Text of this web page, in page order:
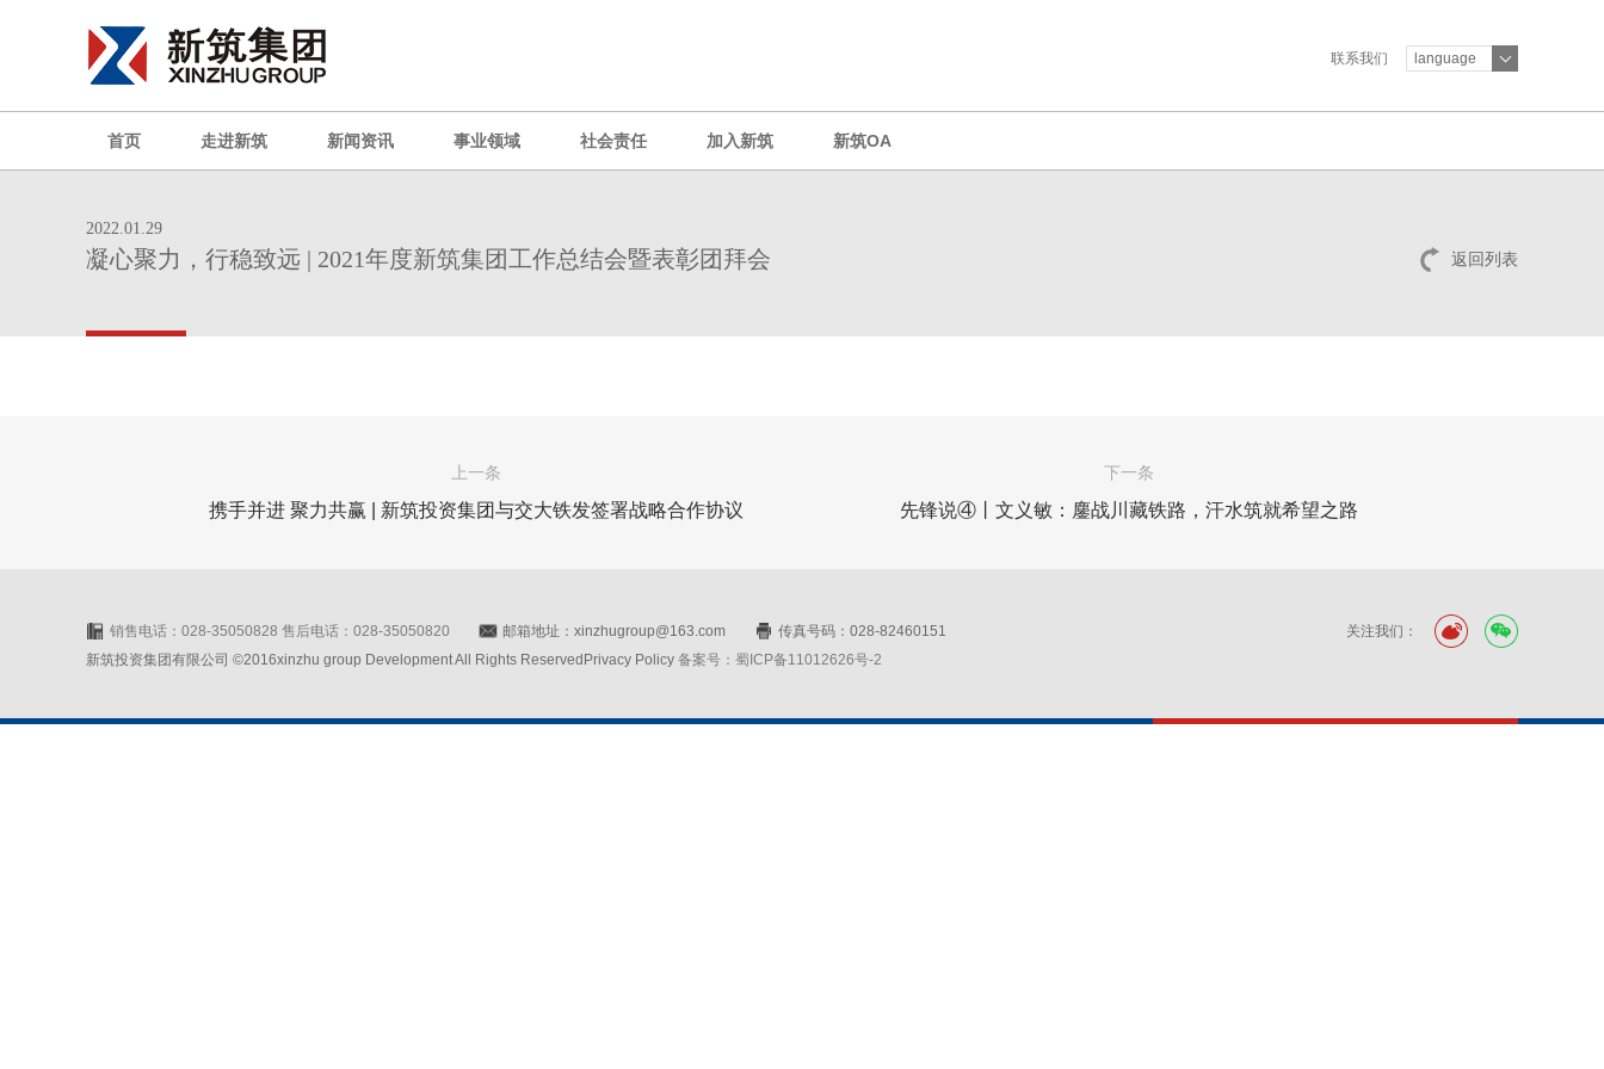
联系我们 language
首页 走进新筑 新闻资讯 事业领域 社会责任 加入新筑 新筑OA
返回列表
2022.01.29
凝心聚力，行稳致远 | 2021年度新筑集团工作总结会暨表彰团拜会
上一条
携手并进 聚力共赢 | 新筑投资集团与交大铁发签署战略合作协议
下一条
先锋说④丨文义敏：鏖战川藏铁路，汗水筑就希望之路
关注我们：
销售电话：028-35050828 售后电话：028-35050820 邮箱地址：xinzhugroup@163.com
传真号码：028-82460151
新筑投资集团有限公司 ©2016xinzhu group Development All Rights ReservedPrivacy Policy 备案号：蜀ICP备11012626号-2